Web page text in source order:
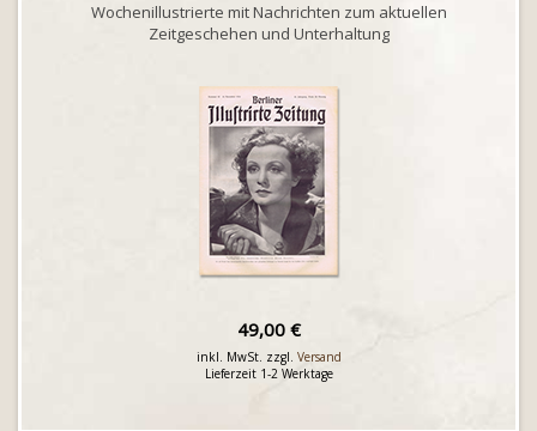
Wochenillustrierte mit Nachrichten zum aktuellen
Zeitgeschehen und Unterhaltung
49,00 €
inkl. MwSt. zzgl. Versand
Lieferzeit 1-2 Werktage